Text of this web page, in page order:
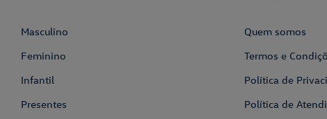
Masculino
Feminino
Infantil
Presentes
Quem somos
Termos e
Política de
Política de